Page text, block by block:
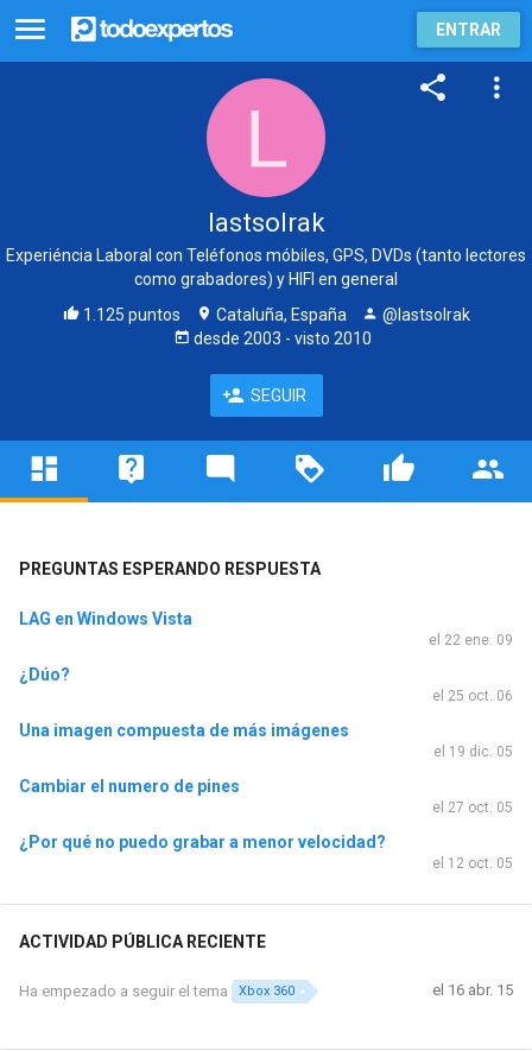
ENTRAR
lastsolrak
Experiéncia Laboral con Teléfonos móbiles, GPS, DVDs (tanto lectores
como grabadores) y HIFI en general
1.125 puntos
Cataluña, España
@lastsolrak
desde 2003 - visto 2010
SEGUIR
PREGUNTAS ESPERANDO RESPUESTA
LAG en Windows Vista
el 22 ene. 09
¿Dúo?
el 25 oct. 06
Una imagen compuesta de más imágenes
el 19 dic. 05
Cambiar el numero de pines
el 27 oct. 05
¿Por qué no puedo grabar a menor velocidad?
el 12 oct. 05
ACTIVIDAD PÚBLICA RECIENTE
Ha empezado a seguir el tema Xbox 360 el 16 abr. 15